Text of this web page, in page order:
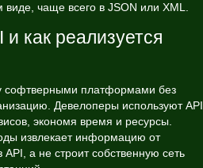
виде, чаще всего в JSON или XML.
как реализуется
софтверными платформами без
Девелоперы используют API
экономя время и ресурсы.
извлекает информацию от
а не строит собственную сеть